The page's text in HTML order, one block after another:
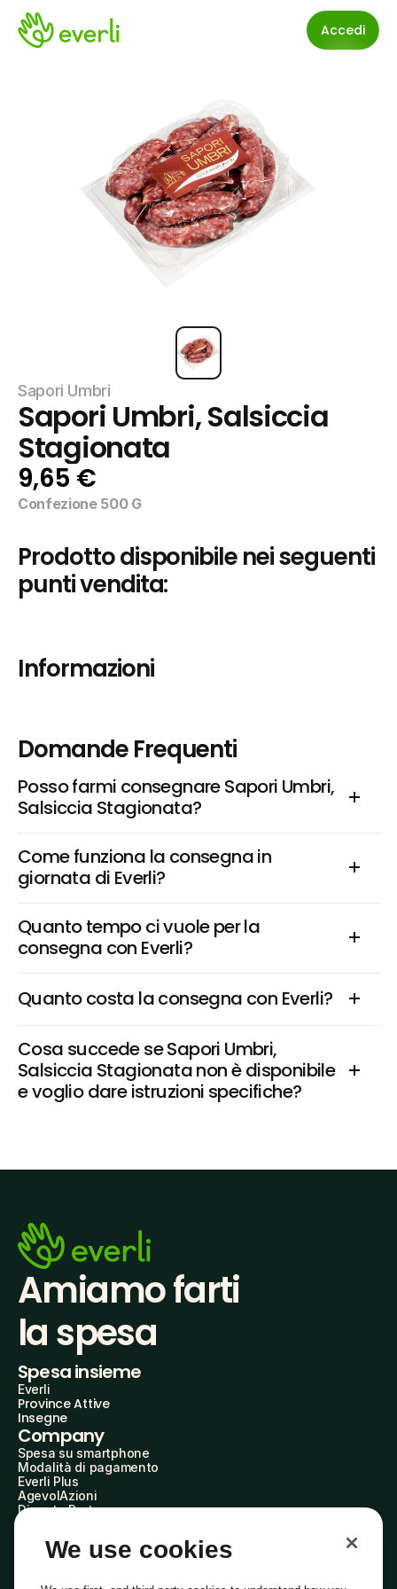
Accedi
Sapori Umbri
Sapori Umbri, Salsiccia
Stagionata
9,65 €
Confezione 500 G
Prodotto disponibile nei seguenti
punti vendita:
Informazioni
Domande Frequenti
Posso farmi consegnare Sapori Umbri,
Salsiccia Stagionata?
Come funziona la consegna in
giornata di Everli?
Quanto tempo ci vuole per la
consegna con Everli?
Quanto costa la consegna con Everli?
Cosa succede se Sapori Umbri,
Salsiccia Stagionata non è disponibile
e voglio dare istruzioni specifiche?
Amiamo farti
la spesa
Spesa insieme
Everli
Province Attive
Insegne
Company
Spesa su smartphone
Modalità di pagamento
Everli Plus
AgevolAzioni
Diventa Partner
Everli Shoppers
About Us
We use cookies